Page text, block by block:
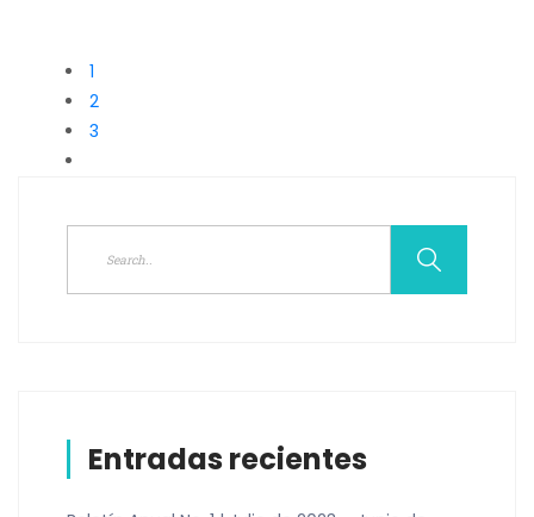
1
2
3
Entradas recientes